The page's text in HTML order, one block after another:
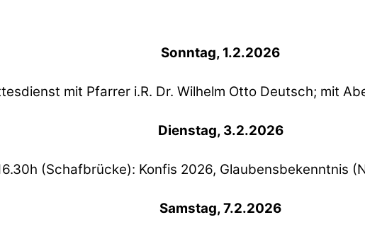
Sonntag, 1.2.2026
mit Pfarrer i.R. Dr. Wilhelm Otto Deutsch; mit
Dienstag, 3.2.2026
(Schafbrücke): Konfis 2026, Glaubensbekenntnis
Samstag, 7.2.2026